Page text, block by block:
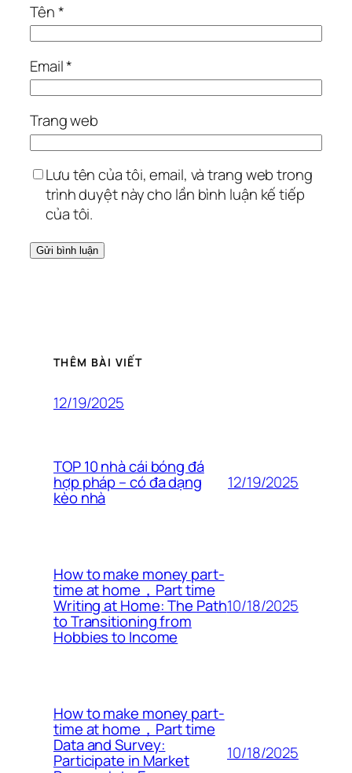
Tên*
Email*
Trang web
Lưu tên của tôi, email, và trang web trong
trình duyệt này cho lần bình luận kế tiếp
của tôi.
THÊM BÀI VIẾT
12/19/2025
TOP 10 nhà cái bóng đá
hợp pháp – có đa dạng
kèo nhà
12/19/2025
How to make money part-
time at home，Part time
Writing at Home: The Path
to Transitioning from
Hobbies to Income
10/18/2025
How to make money part-
time at home，Part time
Data and Survey:
Participate in Market 10/18/2025